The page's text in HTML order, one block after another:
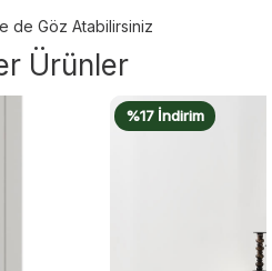
de Göz Atabilirsiniz
Ürünler